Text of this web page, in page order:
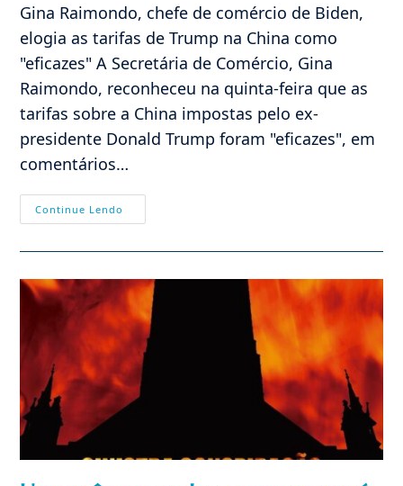
Gina Raimondo, chefe de comércio de Biden,
elogia as tarifas de Trump na China como
"eficazes" A Secretária de Comércio, Gina
Raimondo, reconheceu na quinta-feira que as
tarifas sobre a China impostas pelo ex-
presidente Donald Trump foram "eficazes", em
comentários…
Continue Lendo
Secretário
Trump
Sobre
Produtos
Chineses